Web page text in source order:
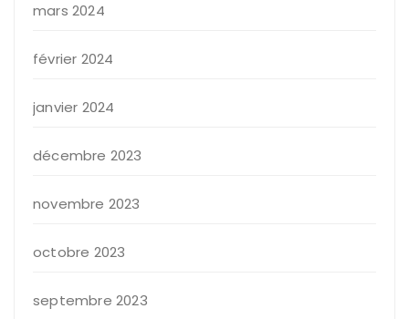
mars 2024
février 2024
janvier 2024
décembre 2023
novembre 2023
octobre 2023
septembre 2023